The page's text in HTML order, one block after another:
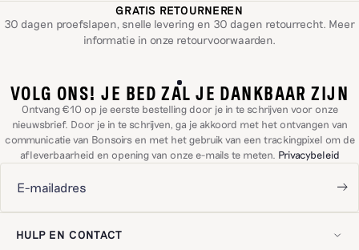
GRATIS RETOURNEREN
30 dagen proefslapen, snelle levering en 30 dagen retourrecht. Meer
informatie in onze retourvoorwaarden.
VOLG ONS! JE BED ZAL JE DANKBAAR ZIJN
Ontvang €10 op je eerste bestelling door je in te schrijven voor onze
nieuwsbrief. Door je in te schrijven, ga je akkoord met het ontvangen van
communicatie van Bonsoirs en met het gebruik van een trackingpixel om de
afleverbaarheid en opening van onze e-mails te meten. Privacybeleid
HULP EN CONTACT